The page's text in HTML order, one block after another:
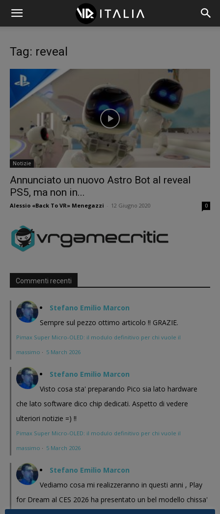
Tag: reveal
Notizie
Annunciato un nuovo Astro Bot al reveal
PS5, ma non in...
Alessio «Back To VR» Menegazzi 12 Giugno 2020 0
Commenti recenti
Stefano Emilio Marcon
Sempre sul pezzo ottimo articolo !! GRAZIE.
Pimax Super Micro-OLED: il modulo definitivo per chi vuole il
massimo · 5 March 2026
Stefano Emilio Marcon
Visto cosa sta' preparando Pico sia lato hardware
che lato software dico chip dedicati. Aspetto di vedere
ulteriori notizie =) !!
Pimax Super Micro-OLED: il modulo definitivo per chi vuole il
massimo · 5 March 2026
Stefano Emilio Marcon
Vediamo cosa mi realizzeranno in questi anni , Play
for Dream al CES 2026 ha presentato un bel modello chissa'